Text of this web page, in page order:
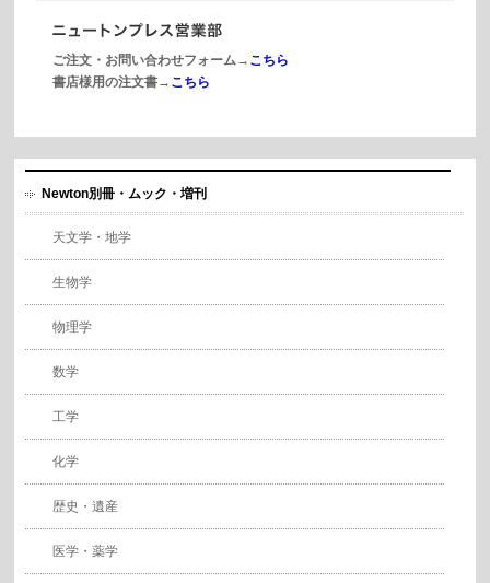
ご注文・お問い合わせフォーム→ こちら
書店様用の注文書→ こちら
Newton別冊・ムック・増刊
天文学・地学
生物学
物理学
数学
工学
化学
歴史・遺産
医学・薬学